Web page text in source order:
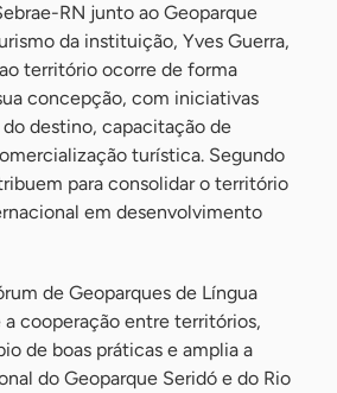
RN junto ao Geoparque
da instituição, Yves Guerra,
território ocorre de forma
concepção, com iniciativas
destino, capacitação de
turística. Segundo
para consolidar o território
em desenvolvimento
de Geoparques de Língua
cooperação entre territórios,
de boas práticas e amplia a
do Geoparque Seridó e do Rio